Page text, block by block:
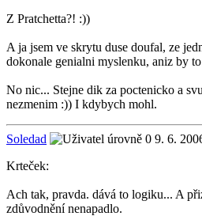
Z Pratchetta?! :))
A ja jsem ve skrytu duse doufal, ze
dokonale genialni myslenku, aniz by
No nic... Stejne dik za poctenicko a
nezmenim :)) I kdybych mohl.
Soledad
9. 6.
Krteček:
Ach tak, pravda. dává to logiku... A
zdůvodnění nenapadlo.